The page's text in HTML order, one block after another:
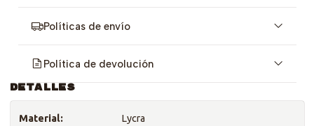
Políticas de envío
Política de devolución
DETALLES
Material: Lycra